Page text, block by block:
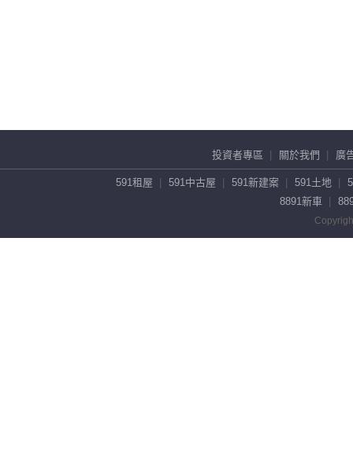
投資者專區 關於我們 廣
591租屋 591中古屋 591新建案 591土地
8891新車